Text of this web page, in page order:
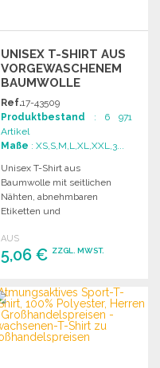
UNISEX T-SHIRT AUS
VORGEWASCHENEM
BAUMWOLLE
Ref.17-43509
Produktbestand : 6 971
Artikel
Maße : XS,S,M,L,XL,XXL,3...
Unisex T-Shirt aus
Baumwolle mit seitlichen
Nähten, abnehmbaren
Etiketten und
optimalen Tragekomfort.
AUS
5,06 € ZZGL. MWST.
BESTELLEN
Angebot anfordern